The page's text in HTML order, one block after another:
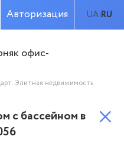
UA|RU
Авторизация
офис-
Элитная недвижимость
с бассейном в